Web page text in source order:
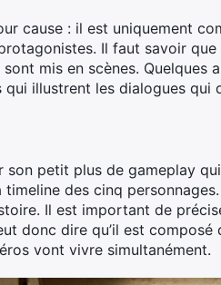
cause : il est uniquement
Il faut savoir
mis en scènes. Quelques
illustrent les dialogues qui
son petit plus de gameplay
des cinq
Il est important de
donc dire qu’il est
vont vivre simultanément.